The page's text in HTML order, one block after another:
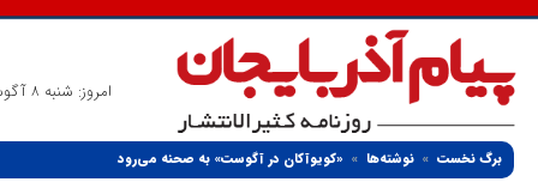
امروز: شنبه 8 آگوست 2026
برگ نخست نوشته‌ها
«کویوآکان در آگوست» به صحنه می‌رود